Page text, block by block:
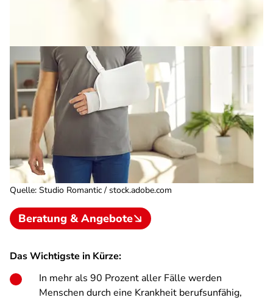
Quelle: Studio Romantic / stock.adobe.com
Beratung & Angebote
Das Wichtigste in Kürze:
In mehr als 90 Prozent aller Fälle werden
Menschen durch eine Krankheit berufsunfähig,